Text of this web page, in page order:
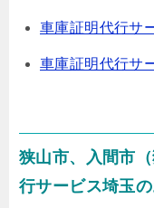
車庫証明代行サ
車庫証明代行サ
狭山市、入間市
行サービス埼玉